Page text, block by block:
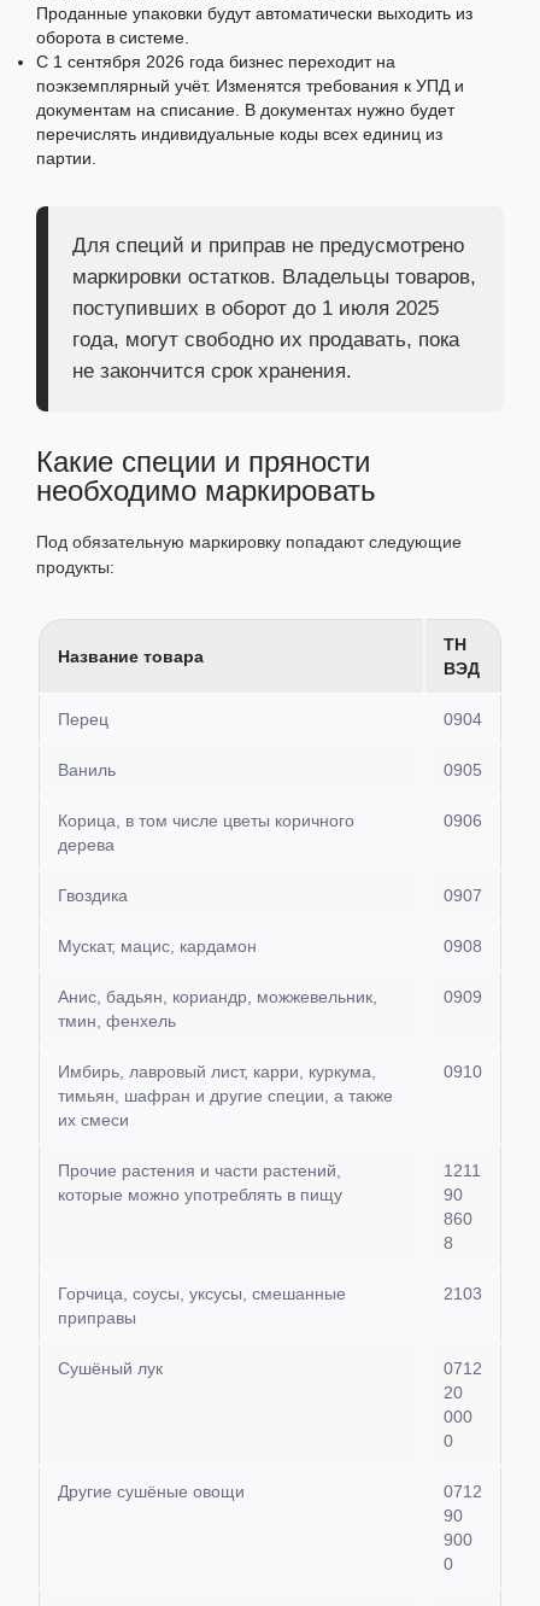
Проданные упаковки будут автоматически выходить из
оборота в системе.
С 1 сентября 2026 года бизнес переходит на
поэкземплярный учёт. Изменятся требования к УПД и
документам на списание. В документах нужно будет
перечислять индивидуальные коды всех единиц из
партии.
Для специй и приправ не предусмотрено
маркировки остатков. Владельцы товаров,
поступивших в оборот до 1 июля 2025
года, могут свободно их продавать, пока
не закончится срок хранения.
Какие специи и пряности
необходимо маркировать
Под обязательную маркировку попадают следующие
продукты:
Название товара
ТН
ВЭД
Перец 0904
Ваниль 0905
Корица, в том числе цветы коричного
дерева
0906
Гвоздика 0907
Мускат, мацис, кардамон 0908
Анис, бадьян, кориандр, можжевельник,
тмин, фенхель
0909
Имбирь, лавровый лист, карри, куркума,
тимьян, шафран и другие специи, а также
их смеси
0910
Прочие растения и части растений,
которые можно употреблять в пищу
1211
90
860
8
Горчица, соусы, уксусы, смешанные
приправы
2103
Сушёный лук
0712
20
000
0
Другие сушёные овощи
0712
90
900
0